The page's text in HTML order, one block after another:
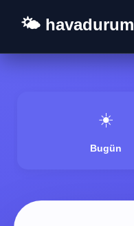
🌤️ havadurum
☀️
Bugün